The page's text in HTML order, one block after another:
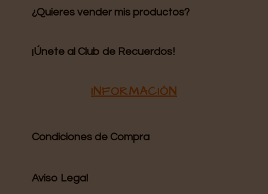
¿Quieres vender mis productos?
¡Únete al Club de Recuerdos!
INFORMACIÓN
Condiciones de Compra
Aviso Legal